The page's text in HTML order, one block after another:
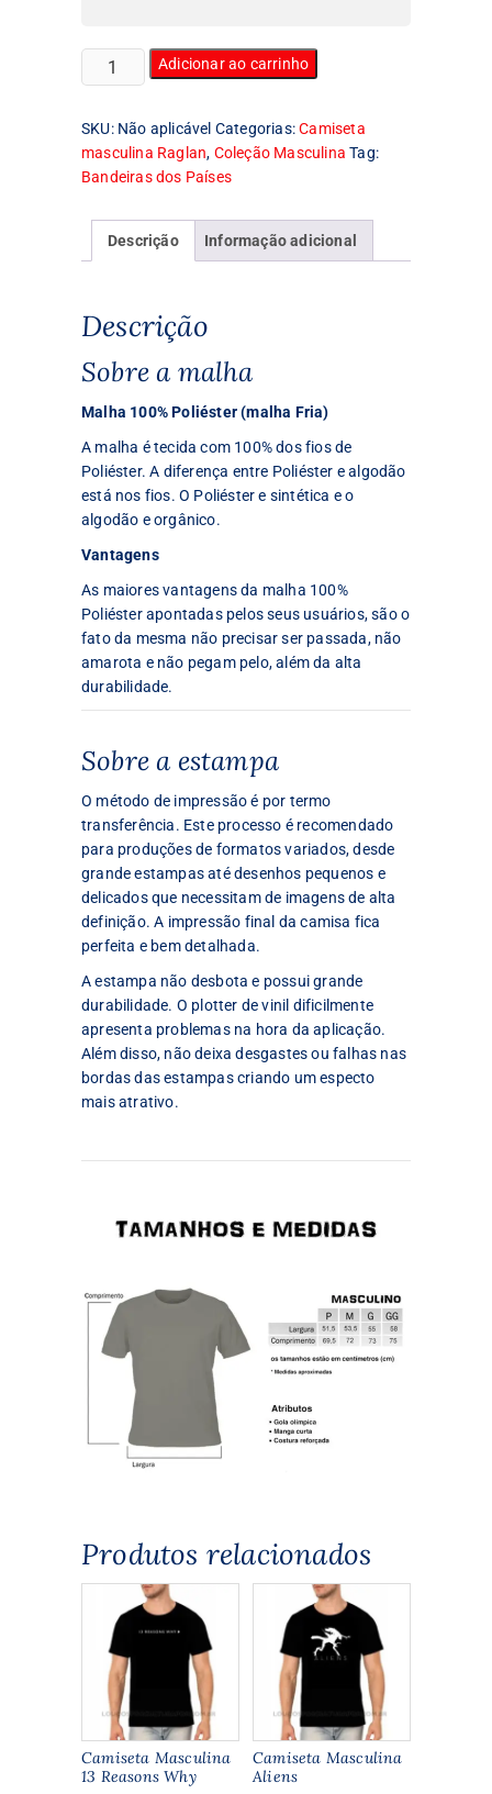
Camiseta
Masculina
Bandeira
de
Portugal
Adicionar ao carrinho
SKU: Não aplicável Categorias:Camiseta
masculina Raglan, Coleção Masculina Tag:
Bandeiras dos Países
Descrição Informação adicional
Descrição
Sobre a malha
Malha 100% Poliéster (malha Fria)
A malha é tecida com 100% dos fios de
Poliéster. A diferença entre Poliéster e algodão
está nos fios. O Poliéster e sintética e o
algodão e orgânico.
Vantagens
As maiores vantagens da malha 100%
Poliéster apontadas pelos seus usuários, são o
fato da mesma não precisar ser passada, não
amarota e não pegam pelo, além da alta
durabilidade.
Sobre a estampa
O método de impressão é por termo
transferência. Este processo é recomendado
para produções de formatos variados, desde
grande estampas até desenhos pequenos e
delicados que necessitam de imagens de alta
definição. A impressão final da camisa fica
perfeita e bem detalhada.
A estampa não desbota e possui grande
durabilidade. O plotter de vinil dificilmente
apresenta problemas na hora da aplicação.
Além disso, não deixa desgastes ou falhas nas
bordas das estampas criando um especto
mais atrativo.
Produtos relacionados
Camiseta Masculina
13 Reasons Why
Camiseta Masculina
Aliens